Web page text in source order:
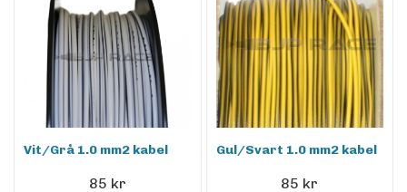
Vit/Grå 1.0 mm2 kabel
85 kr
Gul/Svart 1.0 mm2 kabel
85 kr